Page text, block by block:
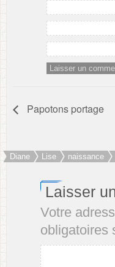
Papotons portage
Diane Lise naissance
Laisser
Votre
obligatoires